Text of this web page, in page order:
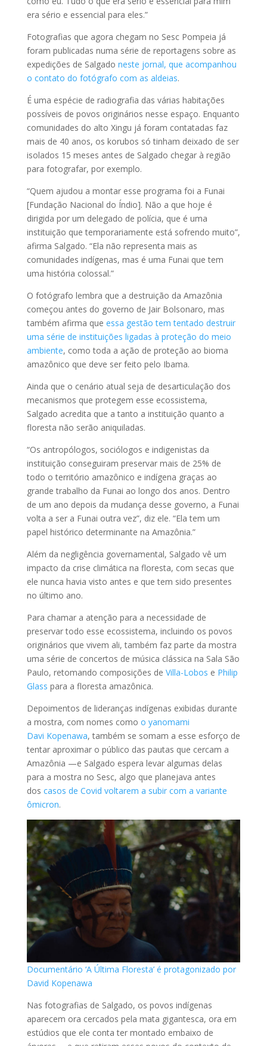
era sério e essencial para eles.”
Fotografias que agora chegam no Sesc Pompeia já
foram publicadas numa série de reportagens sobre as
expedições de Salgado neste jornal, que acompanhou
o contato do fotógrafo com as aldeias.
É uma espécie de radiografia das várias habitações
possíveis de povos originários nesse espaço. Enquanto
comunidades do alto Xingu já foram contatadas faz
mais de 40 anos, os korubos só tinham deixado de ser
isolados 15 meses antes de Salgado chegar à região
para fotografar, por exemplo.
“Quem ajudou a montar esse programa foi a Funai
[Fundação Nacional do Índio]. Não a que hoje é
dirigida por um delegado de polícia, que é uma
instituição que temporariamente está sofrendo muito”,
afirma Salgado. “Ela não representa mais as
comunidades indígenas, mas é uma Funai que tem
uma história colossal.”
O fotógrafo lembra que a destruição da Amazônia
começou antes do governo de Jair Bolsonaro, mas
também afirma que essa gestão tem tentado destruir
uma série de instituições ligadas à proteção do meio
ambiente, como toda a ação de proteção ao bioma
amazônico que deve ser feito pelo Ibama.
Ainda que o cenário atual seja de desarticulação dos
mecanismos que protegem esse ecossistema,
Salgado acredita que a tanto a instituição quanto a
floresta não serão aniquiladas.
“Os antropólogos, sociólogos e indigenistas da
instituição conseguiram preservar mais de 25% de
todo o território amazônico e indígena graças ao
grande trabalho da Funai ao longo dos anos. Dentro
de um ano depois da mudança desse governo, a Funai
volta a ser a Funai outra vez”, diz ele. “Ela tem um
papel histórico determinante na Amazônia.”
Além da negligência governamental, Salgado vê um
impacto da crise climática na floresta, com secas que
ele nunca havia visto antes e que tem sido presentes
no último ano.
Para chamar a atenção para a necessidade de
preservar todo esse ecossistema, incluindo os povos
originários que vivem ali, também faz parte da mostra
uma série de concertos de música clássica na Sala São
Paulo, retomando composições de Villa-Lobos e Philip
Glass para a floresta amazônica.
Depoimentos de lideranças indígenas exibidas durante
a mostra, com nomes como o yanomami
Davi Kopenawa, também se somam a esse esforço de
tentar aproximar o público das pautas que cercam a
Amazônia —e Salgado espera levar algumas delas
para a mostra no Sesc, algo que planejava antes
dos casos de Covid voltarem a subir com a variante
ômicron.
Documentário ‘A Última Floresta’ é protagonizado por
David Kopenawa
Nas fotografias de Salgado, os povos indígenas
aparecem ora cercados pela mata gigantesca, ora em
estúdios que ele conta ter montado embaixo de